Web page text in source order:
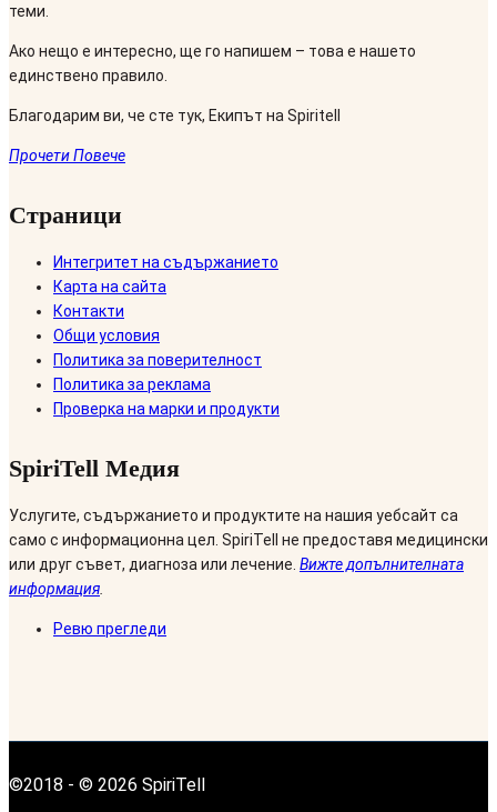
теми.
Ако нещо е интересно, ще го напишем – това е нашето
единствено правило.
Благодарим ви, че сте тук, Екипът на Spiritell
Прочети Повече
Страници
Интегритет на съдържанието
Карта на сайта
Контакти
Общи условия
Политика за поверителност
Политика за реклама
Проверка на марки и продукти
SpiriTell Медия
Услугите, съдържанието и продуктите на нашия уебсайт са
само с информационна цел. SpiriTell не предоставя медицински
или друг съвет, диагноза или лечение. Вижте допълнителната
информация.
Ревю прегледи
©2018 - © 2026 SpiriTell